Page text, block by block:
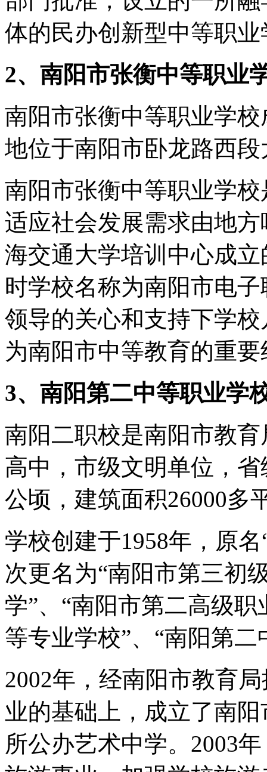
体的民办创新型中等职业
2、南阳市张衡中等职业
南阳市张衡中等职业学
地位于南阳市卧龙路西
南阳市张衡中等职业学
适应社会发展需求由地
海交通大学培训中心成
时学校名称为南阳市电
领导的关心和支持下学
为南阳市中等教育的重
3、南阳第二中等职业学
南阳二职校是南阳市教
高中，市级文明单位，
公顷，建筑面积26000多
学校创建于1958年，原
次更名为“南阳市第三初
学”、“南阳市第二高级
等专业学校”、“南阳第
2002年，经南阳市教育
业的基础上，成立了南
所公办艺术中学。2003